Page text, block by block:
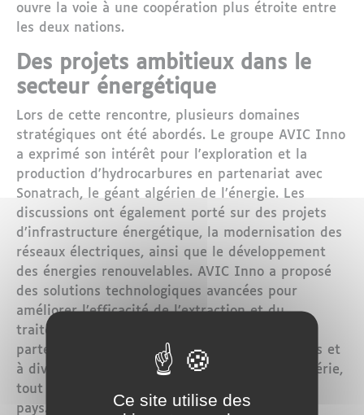
ouvre la voie à une coopération plus étroite entre
les deux nations.
Des projets ambitieux dans le
secteur énergétique
Lors de cette rencontre, plusieurs domaines
stratégiques ont été abordés. Le groupe AVIC Inno
a exprimé son intérêt pour l'exploration et la
production d'hydrocarbures en partenariat avec
Sonatrach, le géant algérien de l’énergie. Les
discussions ont également porté sur des projets
d’infrastructure énergétique, la modernisation des
réseaux électriques, ainsi que le développement
des énergies renouvelables. AVIC Inno a proposé
des solutions technologiques avancées pour
améliorer l’efficacité de l’extraction et du
traitement des ressources naturelles. Ce
partenariat viserait à améliorer les rendements et
à diversifier la production énergétique de l'Algérie,
tout en soutenant la transition énergétique du
pays.
Ce site utilise des